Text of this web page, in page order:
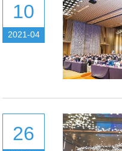
10
2021-04
26